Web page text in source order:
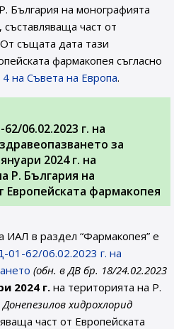
България на монографията
, съставляваща част от
същата дата тази
фармакопея съгласно
на Съвета на Европа.
06.02.2023 г. на
за
2024 г. на
Р. България на
Европейската фармакопея
ИАЛ в раздел “Фармакопея” е
01-62/06.02.2023 г. на
(обн. в ДВ бр. 18/24.02.2023
2024 г. на територията на Р.
Донепезилов хидрохлорид
част от Европейската